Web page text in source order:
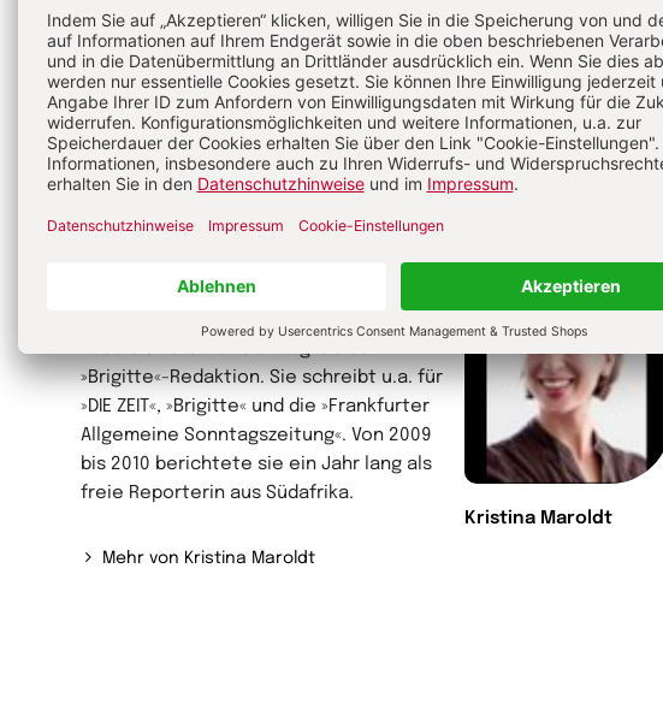
Mischlinge bzw. Coloureds (8,9 Prozent) und Inder (2,5
Prozent) eingeteilt. Fast ebenso lang lebte man in getrennten
Wohngebieten, durfte mit anderen Hautfarben nicht mal auf
derselben Bank sitzen. Südafrika war ein reicher Weißenstaat,
gesprenkelt mit zehn unterentwickelten
Autorin
Kristina Maroldt
Kristina Maroldt, geb. 1976, absolvierte
»Brigitte«-Redaktion. Sie schreibt u.a. für
»DIE ZEIT«, »Brigitte« und die »Frankfurter
Allgemeine Sonntagszeitung«. Von 2009
bis 2010 berichtete sie ein Jahr lang als
freie Reporterin aus Südafrika.
Mehr von Kristina Maroldt